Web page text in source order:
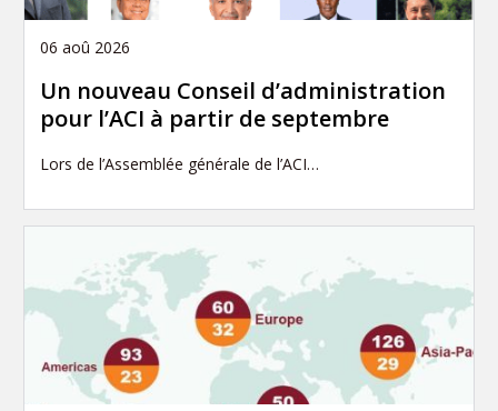
06 aoû 2026
Un nouveau Conseil d’administration
pour l’ACI à partir de septembre
Lors de l’Assemblée générale de l’ACI…